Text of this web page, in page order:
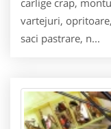
vartejuri,
saci pastrare, n...